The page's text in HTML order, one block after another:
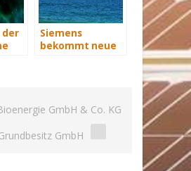
der
Siemens
bekommt neue
GmbH & Co. KG
GmbH